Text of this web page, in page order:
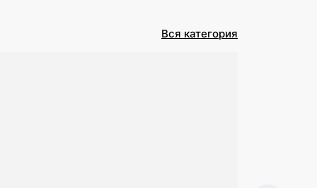
Вся категория